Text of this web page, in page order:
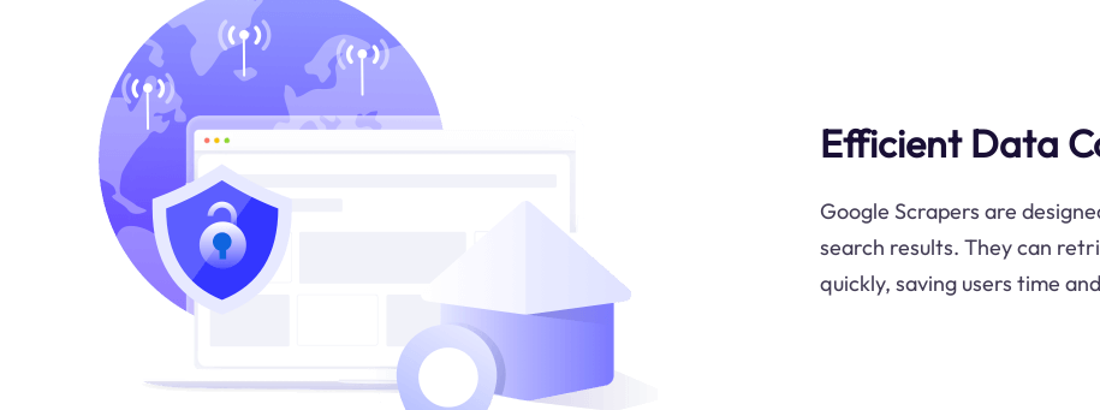
Efficient Data
Google Scrapers are
search results. They can
quickly, saving users time